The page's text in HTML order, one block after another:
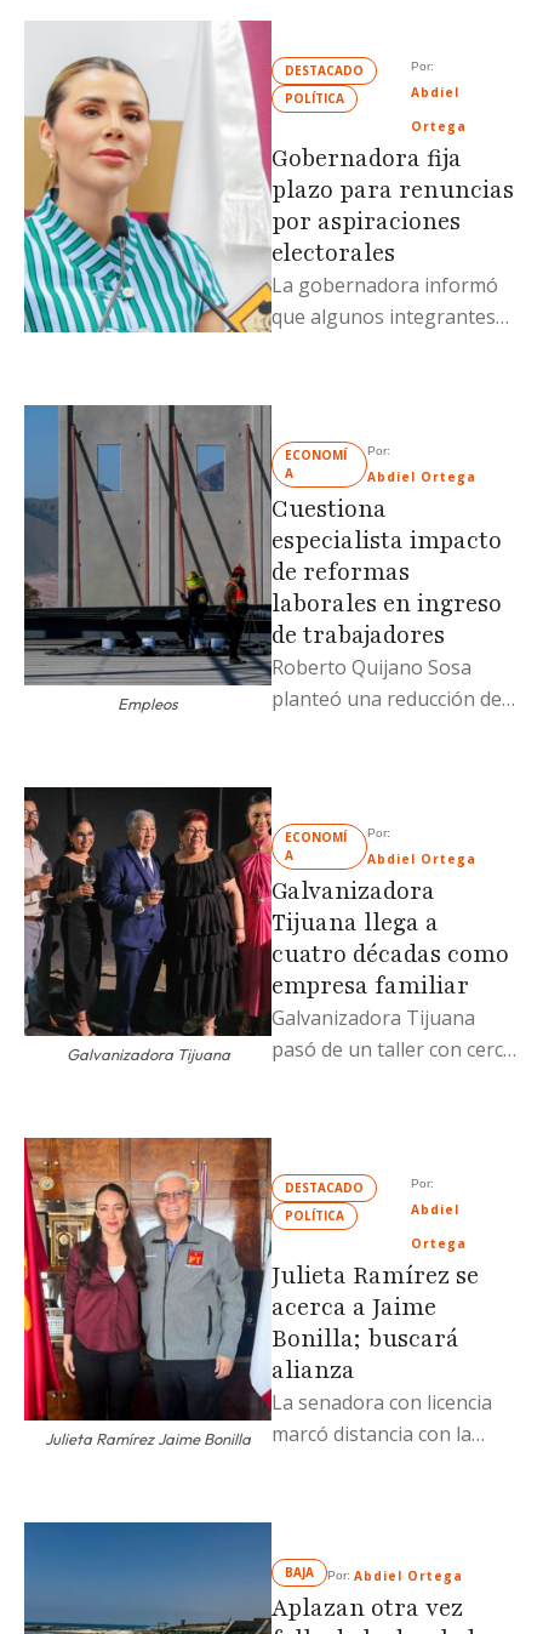
DESTACADO
POLÍTICA
Por:
Abdiel
Ortega
Gobernadora fija
plazo para renuncias
por aspiraciones
electorales
La gobernadora informó
que algunos integrantes
permanecerán hasta …
Empleos
ECONOMÍ
A
Por:
Abdiel Ortega
Cuestiona
especialista impacto
de reformas
laborales en ingreso
de trabajadores
Roberto Quijano Sosa
planteó una reducción de
Galvanizadora Tijuana
ECONOMÍ
A
Por:
Abdiel Ortega
Galvanizadora
Tijuana llega a
cuatro décadas como
empresa familiar
Galvanizadora Tijuana
pasó de un taller con cerca
Julieta Ramírez Jaime Bonilla
DESTACADO
POLÍTICA
Por:
Abdiel
Ortega
Julieta Ramírez se
acerca a Jaime
Bonilla; buscará
alianza
La senadora con licencia
marcó distancia con la
BAJA Por: Abdiel Ortega
Aplazan otra vez